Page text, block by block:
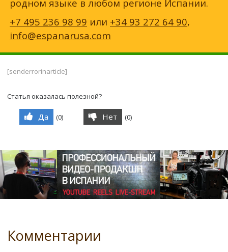
родном языке в любом регионе Испании.
+7 495 236 98 99 или +34 93 272 64 90,
info@espanarusa.com
[senderrorinarticle]
Статья оказалась полезной?
Да (0) Нет (0)
Комментарии